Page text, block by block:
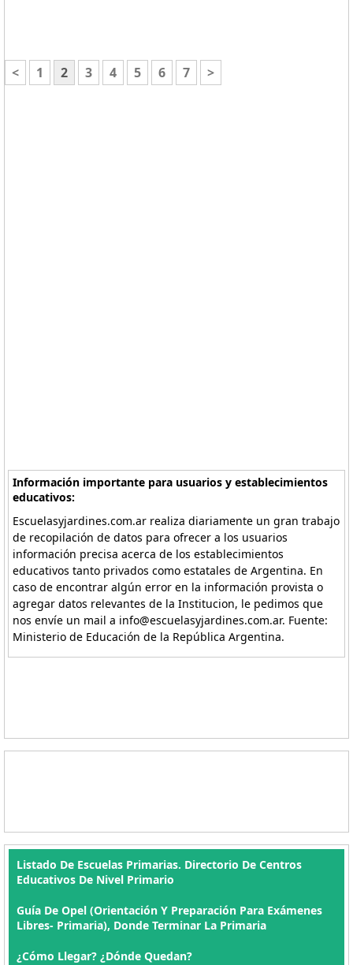
< 1 2 3 4 5 6 7 >
Información importante para usuarios y establecimientos
educativos:
Escuelasyjardines.com.ar realiza diariamente un gran trabajo
de recopilación de datos para ofrecer a los usuarios
información precisa acerca de los establecimientos
educativos tanto privados como estatales de Argentina. En
caso de encontrar algún error en la información provista o
agregar datos relevantes de la Institucion, le pedimos que
nos envíe un mail a info@escuelasyjardines.com.ar. Fuente:
Ministerio de Educación de la República Argentina.
Listado De Escuelas Primarias. Directorio De Centros
Educativos De Nivel Primario
Guía De Opel (orientación Y Preparación Para Exámenes
Libres- Primaria), Donde Terminar La Primaria
¿Cómo Llegar? ¿Dónde Quedan?